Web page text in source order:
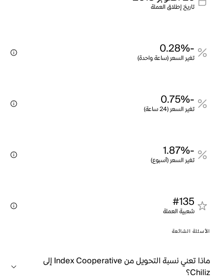
تاريخ إطلاق العملة
-0.28%
تغير السعر (ساعة واحدة)
-0.75%
تغير السعر (24 ساعة)
-1.87%
تغير السعر (أسبوع)
#135
شعبية العملة
الأسئلة الشائعة
ماذا تعني نسبة التحويل من Index Cooperative إلى
Chiliz؟